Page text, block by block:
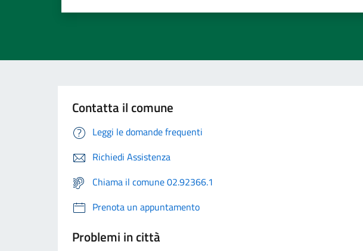
Contatta il comune
Leggi le domande frequenti
Richiedi Assistenza
Chiama il comune 02.92366.1
Prenota un appuntamento
Problemi in città